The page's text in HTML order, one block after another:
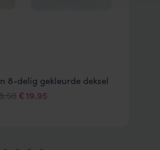
8-delig gekleurde deksel
Oorspronkelijke
€ 19.95Huidige